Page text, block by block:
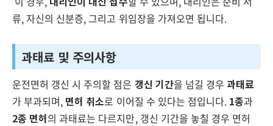
류, 자신의 신분증, 그리고 위임장을 가져오면 됩니다.
과태료 및 주의사항
운전면허 갱신 시 주의할 점은 갱신 기간을 넘길 경우 과태료
가 부과되며, 면허 취소로 이어질 수 있다는 점입니다. 1종과
2종 면허의 과태료는 다르지만, 갱신 기간을 놓칠 경우 면허